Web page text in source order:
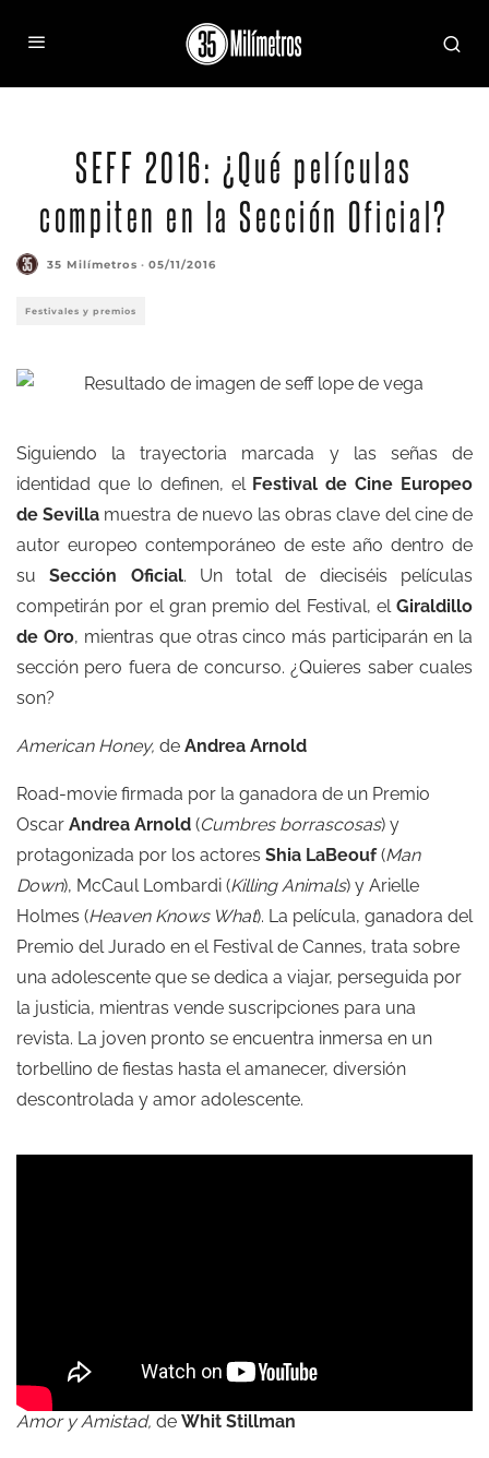
SEFF 2016: ¿Qué películas
compiten en la Sección Oficial?
35 Milímetros · 05/11/2016
Festivales y premios
Siguiendo la trayectoria marcada y las señas de
identidad que lo definen, el Festival de Cine Europeo
de Sevilla muestra de nuevo las obras clave del cine de
autor europeo contemporáneo de este año dentro de
su Sección Oficial. Un total de dieciséis películas
competirán por el gran premio del Festival, el Giraldillo
de Oro, mientras que otras cinco más participarán en la
sección pero fuera de concurso. ¿Quieres saber cuales
son?
American Honey, de Andrea Arnold
Road-movie firmada por la ganadora de un Premio
Oscar Andrea Arnold (Cumbres borrascosas) y
protagonizada por los actores Shia LaBeouf(Man
Down), McCaul Lombardi (Killing Animals) y Arielle
Holmes (Heaven Knows What). La película, ganadora del
Premio del Jurado en el Festival de Cannes, trata sobre
una adolescente que se dedica a viajar, perseguida por
la justicia, mientras vende suscripciones para una
revista. La joven pronto se encuentra inmersa en un
torbellino de fiestas hasta el amanecer, diversión
descontrolada y amor adolescente.
Amor y Amistad, de Whit Stillman